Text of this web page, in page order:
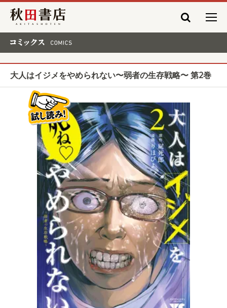
秋田書店
大人はイジメをやめられない〜弱者の生存戦略〜 第2巻